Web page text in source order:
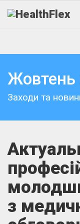
Жовтень
Заходи та
з